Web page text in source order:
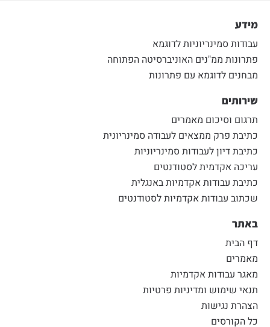
מידע
עבודות סמינריוניות לדוגמא
פתרונות ממ"נים האוניברסיטה הפתוחה
מבחנים לדוגמא עם פתרונות
שירותים
תרגום וסיכום מאמרים
כתיבת פרק ממצאים לעבודה סמינריונית
כתיבת דיון לעבודות סמינריוניות
עריכה אקדמית לסטודנטים
כתיבת עבודות אקדמיות באנגלית
שכתוב עבודות אקדמיות לסטודנטים
באתר
דף הבית
מאמרים
מאגר עבודות אקדמיות
תנאי שימוש ומדיניות פרטיות
הצהרת נגישות
כל הקורסים